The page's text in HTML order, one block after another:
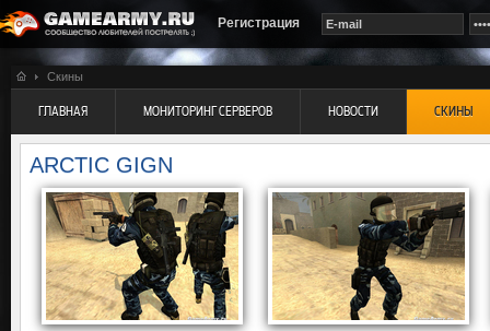
Регистрация
Скины
ГЛАВНАЯ МОНИТОРИНГ СЕРВЕРОВ НОВОСТИ СКИНЫ
ARCTIC GIGN